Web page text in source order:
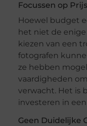
Focussen op
Hoewel budget
het niet de
kiezen van een
fotografen
ze hebben
vaardigheden
verwacht. Het is
investeren in
Geen Duidelijke